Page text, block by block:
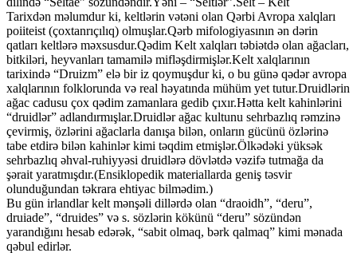
Tarixdən məlumdur ki, keltlərin vətəni olan Qərbi Avropa xalqları
poiiteist (çoxtanrıçılıq) olmuşlar.Qərb mifologiyasının ən dərin
qatları keltlərə məxsusdur.Qədim Kelt xalqları təbiətdə olan ağacları,
bitkiləri, heyvanları tamamilə mifləşdirmişlər.Kelt xalqlarının
tarixində “Druizm” elə bir iz qoymuşdur ki, o bu günə qədər avropa
xalqlarının folklorunda və real həyatında mühüm yet tutur.Druidlərin
ağac cadusu çox qədim zamanlara gedib çıxır.Hətta kelt kahinlərini
“druidlər” adlandırmışlar.Druidlər ağac kultunu sehrbazlıq rəmzinə
çevirmiş, özlərini ağaclarla danışa bilən, onların gücünü özlərinə
tabe etdirə bilən kahinlər kimi təqdim etmişlər.Ölkədəki yüksək
sehrbazlıq əhval-ruhiyyəsi druidlərə dövlətdə vəzifə tutmağa da
şərait yaratmışdır.(Ensiklopedik materiallarda geniş təsvir
olunduğundan təkrara ehtiyac bilmədim.)
Bu gün irlandlar kelt mənşəli dillərdə olan “draoidh”, “deru”,
druiade”, “druides” və s. sözlərin kökünü “deru” sözündən
yarandığını hesab edərək, “sabit olmaq, bərk qalmaq” kimi mənada
qəbul edirlər.